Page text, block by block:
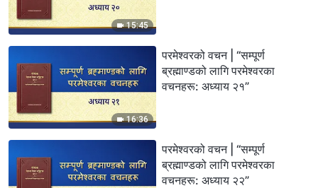
15:45
16:36
परमेश्‍वरको वचन | “सम्पूर्ण
ब्रह्माण्डको लागि परमेश्‍वरका
वचनहरू: अध्याय २१”
परमेश्‍वरको वचन | “सम्पूर्ण
ब्रह्माण्डको लागि परमेश्‍वरका
वचनहरू: अध्याय २२”